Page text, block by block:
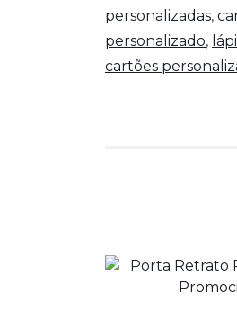
personalizadas,
personalizado,
cartões